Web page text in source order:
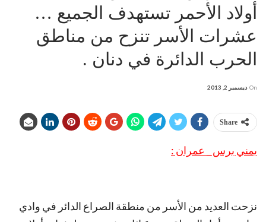
أولاد الأحمر تستهدف الجميع …
عشرات الأسر تنزح من مناطق
الحرب الدائرة في دنان .
On ديسمبر 2, 2013
Share
يمني برس _ عمران :
نزحت العديد من الأسر من منطقة الصراع الدائر في وادي